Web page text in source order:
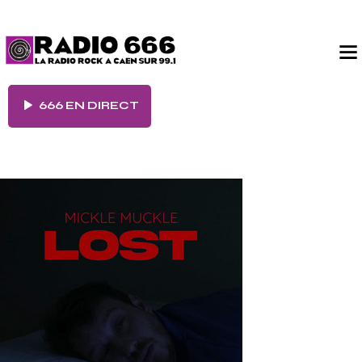
666 EN DIRECT